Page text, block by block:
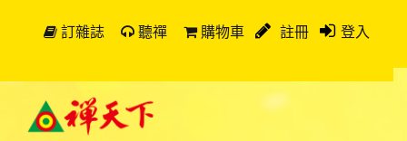
訂雜誌 聽禪 購物車 註冊 登入